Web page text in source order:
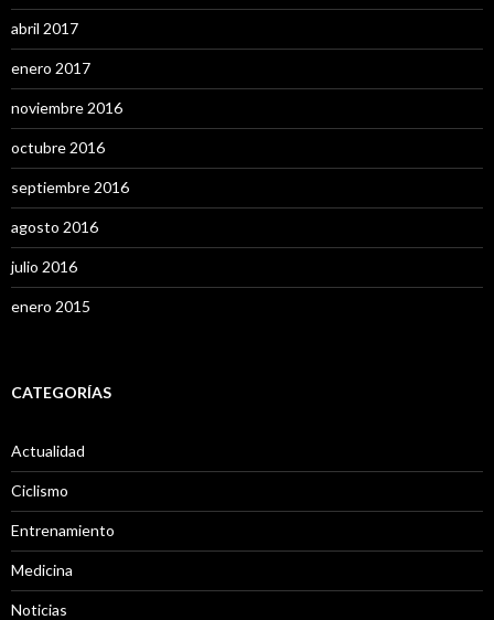
abril 2017
enero 2017
noviembre 2016
octubre 2016
septiembre 2016
agosto 2016
julio 2016
enero 2015
CATEGORÍAS
Actualidad
Ciclismo
Entrenamiento
Medicina
Noticias